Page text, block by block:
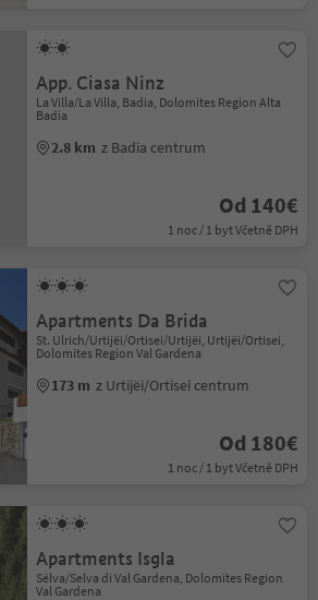
App. Ciasa Ninz
La Villa/La Villa, Badia, Dolomites Region Alta
Badia
2.8 km z Badia centrum
Od 140€
1 noc / 1 byt Včetně DPH
Apartments Da Brida
St. Ulrich/Urtijëi/Ortisei/Urtijëi, Urtijëi/Ortisei,
Dolomites Region Val Gardena
173 m z Urtijëi/Ortisei centrum
Od 180€
1 noc / 1 byt Včetně DPH
Apartments Isgla
Sëlva/Selva di Val Gardena, Dolomites Region
Val Gardena